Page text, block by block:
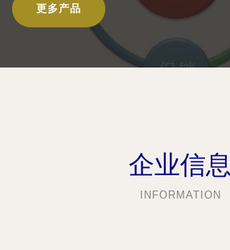
更多产品
企业信息
INFORMATION